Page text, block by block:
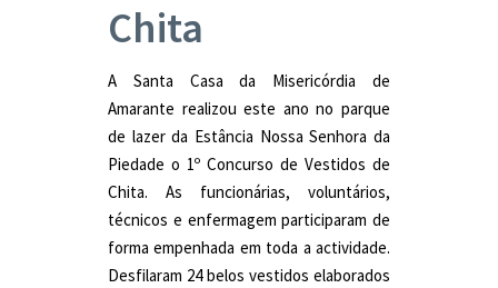
Chita
A Santa Casa da Misericórdia de
Amarante realizou este ano no parque
de lazer da Estância Nossa Senhora da
Piedade o 1º Concurso de Vestidos de
Chita. As funcionárias, voluntários,
técnicos e enfermagem participaram de
forma empenhada em toda a actividade.
Desfilaram 24 belos vestidos elaborados